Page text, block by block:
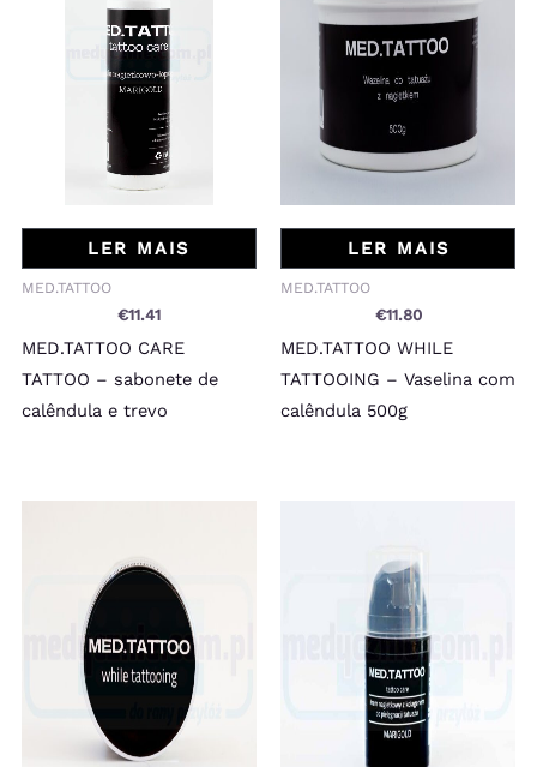
LER MAIS
MED.TATTOO
€11.41
MED.TATTOO CARE
TATTOO – sabonete de
calêndula e trevo
LER MAIS
MED.TATTOO
€11.80
MED.TATTOO WHILE
TATTOOING – Vaselina com
calêndula 500g